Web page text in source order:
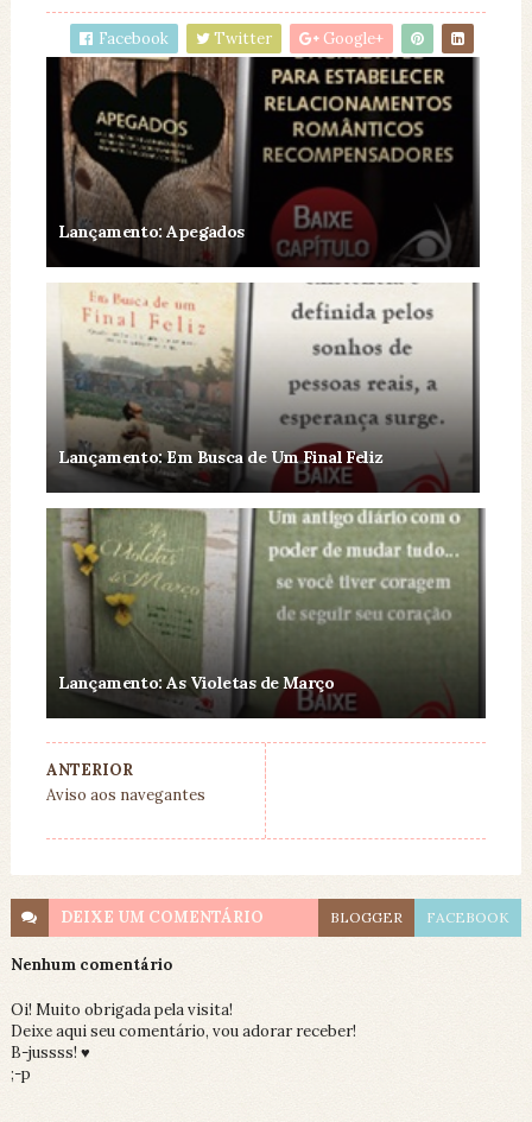
Facebook Twitter Google+
Lançamento: Apegados
Lançamento: Em Busca de Um Final Feliz
Lançamento: As Violetas de Março
ANTERIOR
Aviso aos navegantes
DEIXE UM COMENTÁRIO BLOGGER FACEBOOK
Nenhum comentário
Oi! Muito obrigada pela visita!
Deixe aqui seu comentário, vou adorar receber!
B-jussss! ♥
;-p